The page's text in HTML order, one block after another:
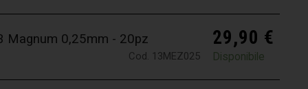
Magnum 0,25mm - 20pz
Cod. 13MEZ025
29,90 €
Disponibile